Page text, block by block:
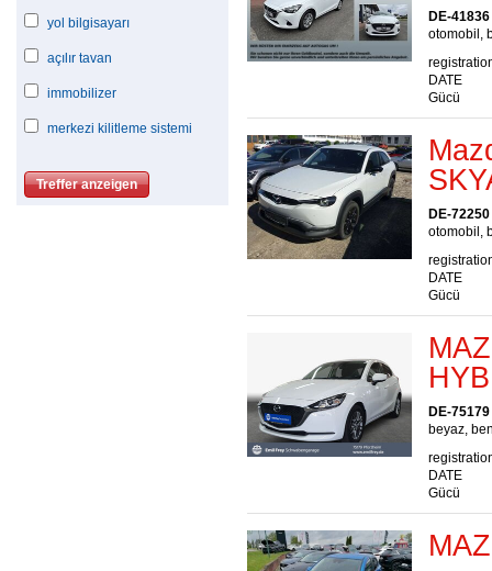
yol bilgisayarı
açılır tavan
immobilizer
merkezi kilitleme sistemi
DE-
otomobil,
DATE
Gücü
DE-
otomobil,
DATE
Gücü
DE-
beyaz,
DATE
Gücü